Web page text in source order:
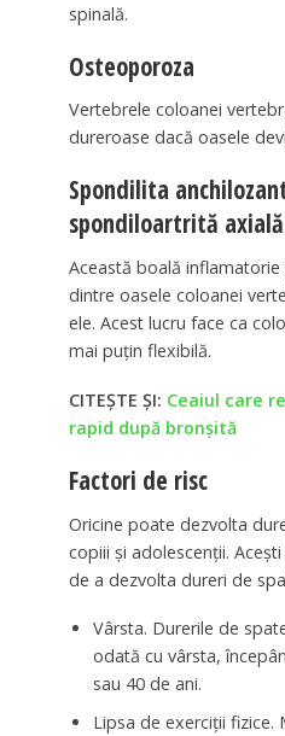
spinală.
Osteoporoza
Vertebrele coloanei
dureroase dacă oasele
Spondilita
spondiloartrită axială
Această boală
dintre oasele coloanei
ele. Acest lucru face ca
mai puțin flexibilă.
CITEȘTE ȘI: Ceaiul care
rapid după bronșită
Factori de risc
Oricine poate dezvolta
copiii și adolescenții.
de a dezvolta dureri de
Vârsta. Durerile de
odată cu vârsta,
sau 40 de ani.
Lipsa de exerciții fizice.